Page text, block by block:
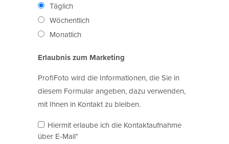
Täglich
Wöchentlich
Monatlich
Erlaubnis zum Marketing
ProfiFoto wird die Informationen, die Sie in
diesem Formular angeben, dazu verwenden,
mit Ihnen in Kontakt zu bleiben.
Hiermit erlaube ich die Kontaktaufnahme
über E-Mail*